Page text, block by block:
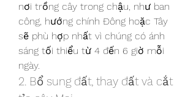
nơi trồng cây trong chậu, như ban
công, hướng chính Đông hoặc Tây
sẽ phù hợp nhất vì chúng có ánh
sáng tối thiểu từ 4 đến 6 giờ mỗi
ngày.
2. Bổ sung đất, thay đất và cắt